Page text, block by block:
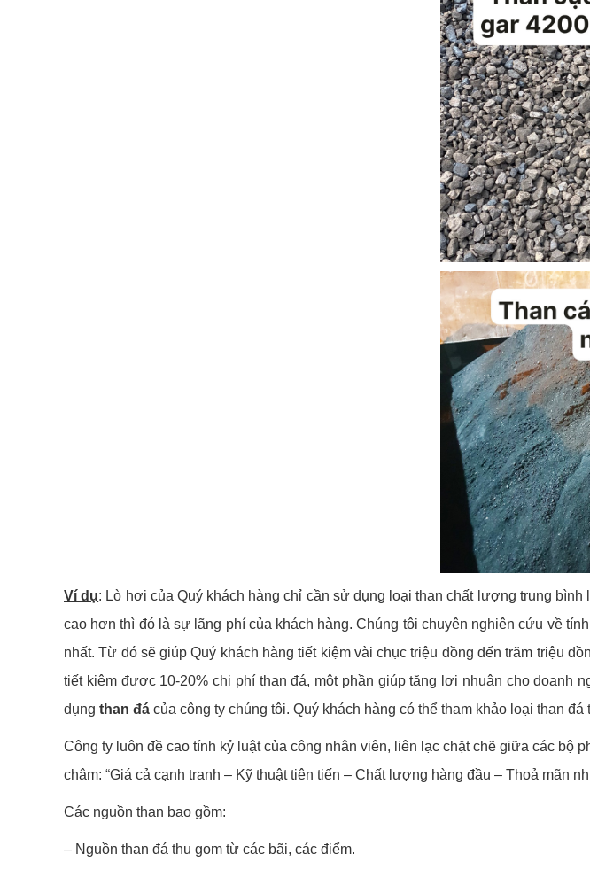
Ví dụ: Lò hơi của Quý khách hàng chỉ cần sử dụng loại than chất lượng trung
cao hơn thì đó là sự lãng phí của khách hàng. Chúng tôi chuyên nghiên cứu về
nhất. Từ đó sẽ giúp Quý khách hàng tiết kiệm vài chục triệu đồng đến trăm triệu
tiết kiệm được 10-20% chi phí than đá, một phần giúp tăng lợi nhuận cho doanh
dụng than đá của công ty chúng tôi. Quý khách hàng có thể tham khảo loại than
Công ty luôn đề cao tính kỷ luật của công nhân viên, liên lạc chặt chẽ giữa các
châm: “Giá cả cạnh tranh – Kỹ thuật tiên tiến – Chất lượng hàng đầu – Thoả mãn
Các nguồn than bao gồm:
– Nguồn than đá thu gom từ các bãi, các điểm.